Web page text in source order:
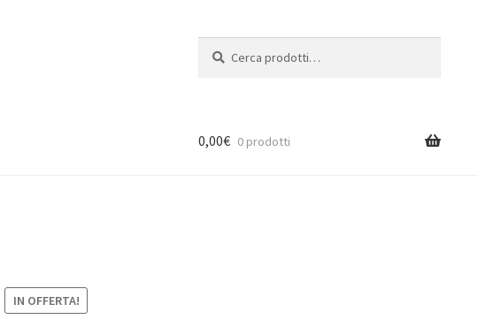
0,00€ 0 prodotti
IN OFFERTA!